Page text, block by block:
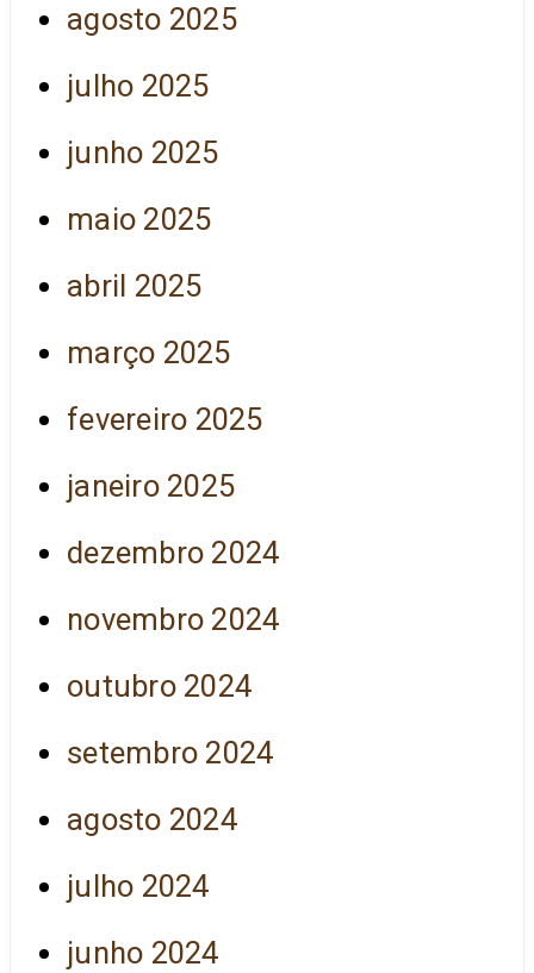
agosto 2025
julho 2025
junho 2025
maio 2025
abril 2025
março 2025
fevereiro 2025
janeiro 2025
dezembro 2024
novembro 2024
outubro 2024
setembro 2024
agosto 2024
julho 2024
junho 2024